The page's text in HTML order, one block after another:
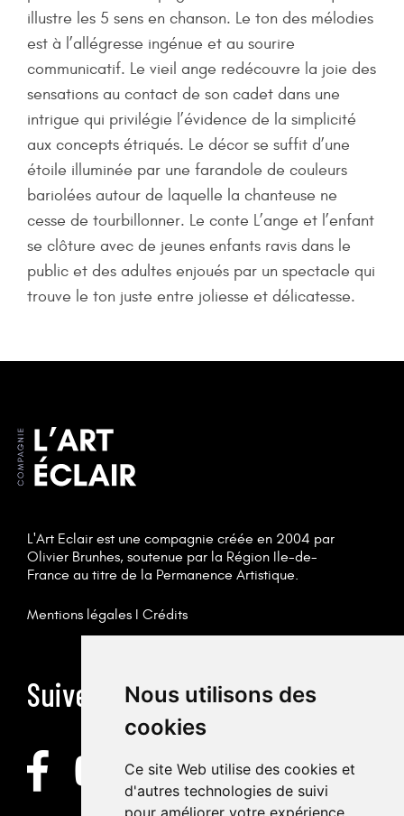
Nous utilisons des
cookies
Ce site Web utilise des cookies et
d'autres technologies de suivi
pour améliorer votre expérience
illustre les 5 sens en chanson. Le ton des mélodies
est à l’allégresse ingénue et au sourire
communicatif. Le vieil ange redécouvre la joie des
sensations au contact de son cadet dans une
intrigue qui privilégie l’évidence de la simplicité
aux concepts étriqués. Le décor se suffit d’une
étoile illuminée par une farandole de couleurs
bariolées autour de laquelle la chanteuse ne
cesse de tourbillonner. Le conte L’ange et l’enfant
se clôture avec de jeunes enfants ravis dans le
public et des adultes enjoués par un spectacle qui
trouve le ton juste entre joliesse et délicatesse.
L'Art Eclair est une compagnie créée en 2004 par
Olivier Brunhes, soutenue par la Région Ile-de-
France au titre de la Permanence Artistique.
Mentions légales I Crédits
Suivez-nous